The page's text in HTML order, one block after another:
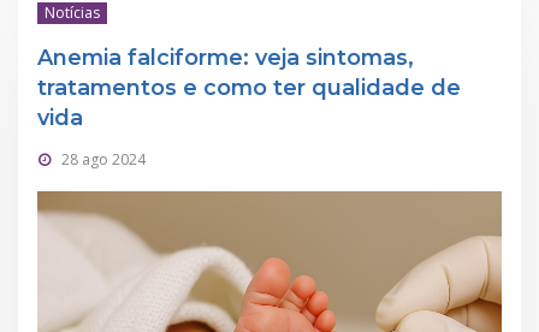
Notícias
Anemia falciforme: veja sintomas,
tratamentos e como ter qualidade de
vida
28 ago 2024